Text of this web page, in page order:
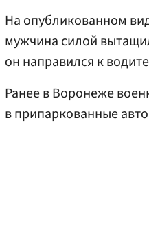
На опубликованном
мужчина силой
он направился к
Ранее в Воронеже
в припаркованные